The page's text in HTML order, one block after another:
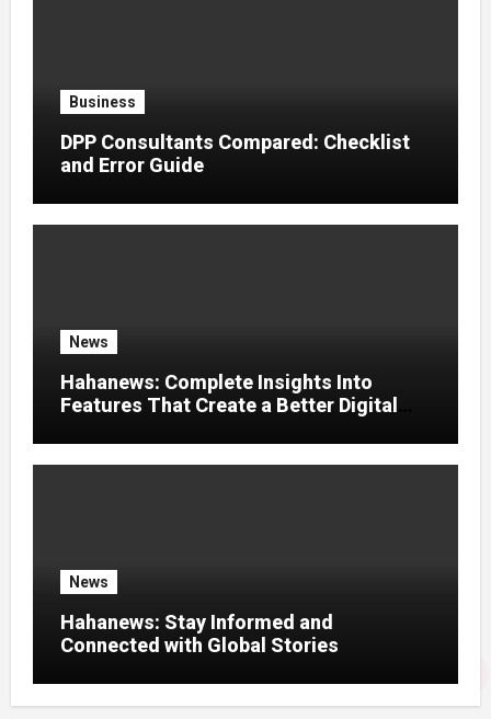
Business
DPP Consultants Compared: Checklist
and Error Guide
News
Hahanews: Complete Insights Into
Features That Create a Better Digital
News
Hahanews: Stay Informed and
Connected with Global Stories